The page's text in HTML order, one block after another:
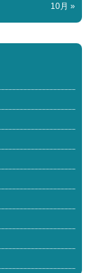
10月 »